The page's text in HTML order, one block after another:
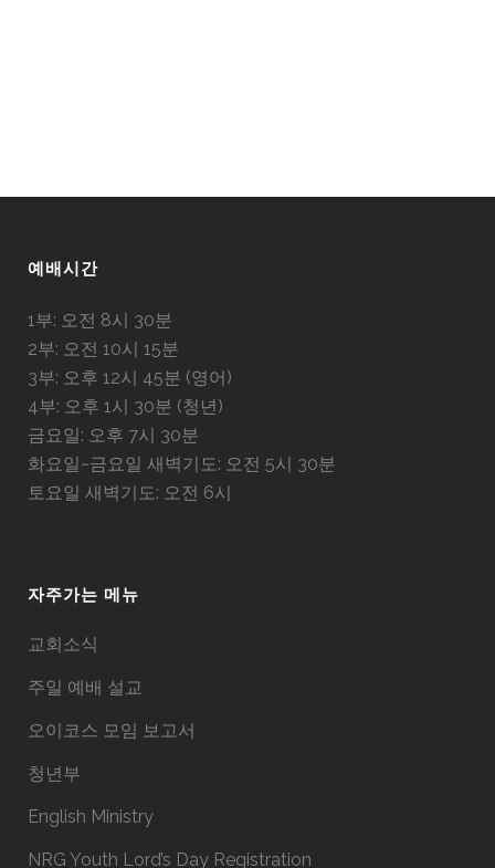
예배시간
1부: 오전 8시 30분
2부: 오전 10시 15분
3부: 오후 12시 45분 (영어)
4부: 오후 1시 30분 (청년)
금요일: 오후 7시 30분
화요일~금요일 새벽기도: 오전 5시 30분
토요일 새벽기도: 오전 6시
자주가는 메뉴
교회소식
주일 예배 설교
오이코스 모임 보고서
청년부
English Ministry
NRG Youth Lord’s Day Registration